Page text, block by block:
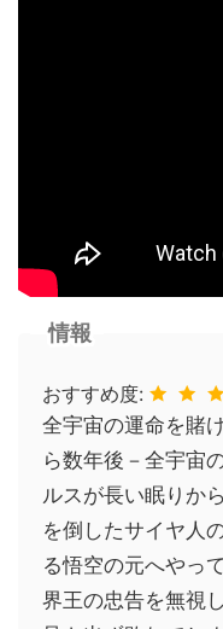
情報
おすすめ度:
全宇宙の運命を賭
ら数年後－全宇宙
ルスが長い眠りか
を倒したサイヤ人
る悟空の元へやっ
界王の忠告を無視